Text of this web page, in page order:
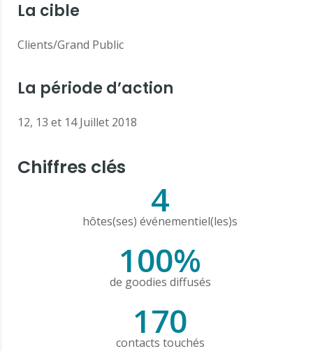
La cible
Clients/Grand Public
La période d’action
12, 13 et 14 Juillet 2018
Chiffres clés
4
hôtes(ses) événementiel(les)s
100%
de goodies diffusés
170
contacts touchés